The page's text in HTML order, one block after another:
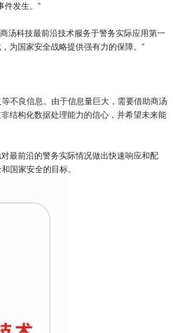
件发生。”
汤科技最前沿技术服务于警务实际应用第一
为国家安全战略提供强有力的保障。”
不良信息。由于信息量巨大，需要借助商汤
结构化数据处理能力的信心，并希望未来能
最前沿的警务实际情况做出快速响应和配
国家安全的目标。